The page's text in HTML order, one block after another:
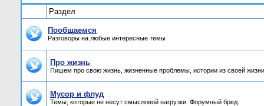
Раздел
Пообщаемся
Разговоры на любые интересные темы
Про жизнь
Пишем про свою жизнь, жизненные проблемы, истории из своей
Мусор и флуд
Темы, которые не несут смысловой нагрузки. Форумный бред.